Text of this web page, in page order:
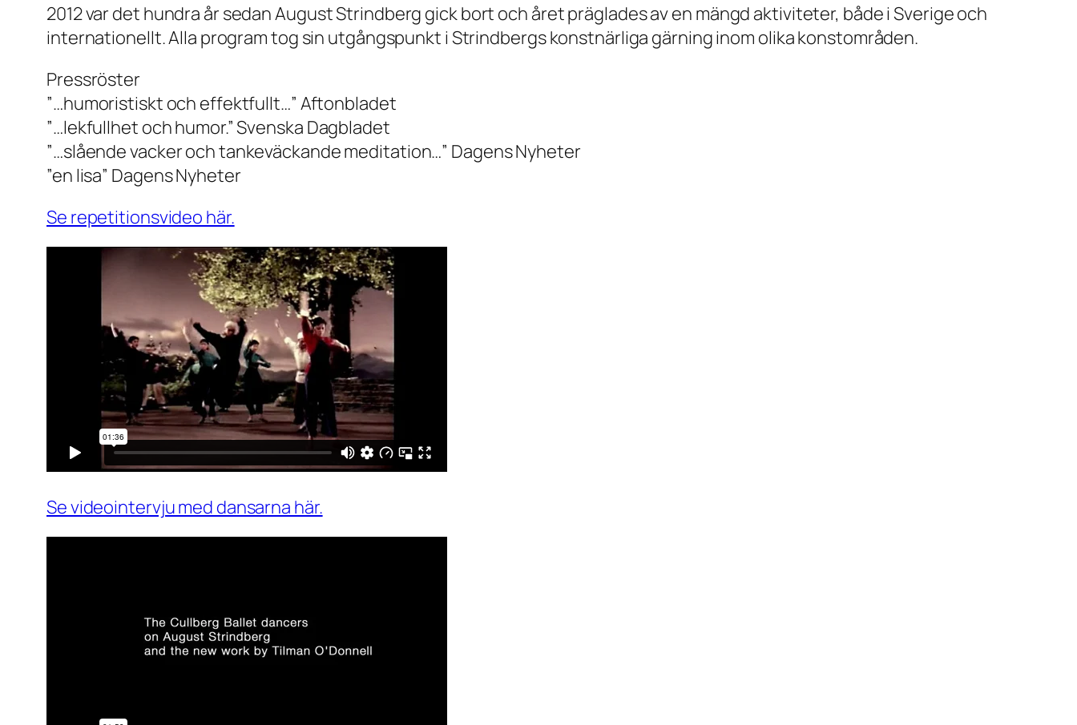
2012 var det hundra år sedan August Strindberg gick bort och året präglades av en mängd aktiviteter, både i Sverige och
internationellt. Alla program tog sin utgångspunkt i Strindbergs konstnärliga gärning inom olika konstområden.
Pressröster
”…humoristiskt och effektfullt…” Aftonbladet
”…lekfullhet och humor.” Svenska Dagbladet
”…slående vacker och tankeväckande meditation…” Dagens Nyheter
”en lisa” Dagens Nyheter
Se repetitionsvideo här.
Se videointervju med dansarna här.